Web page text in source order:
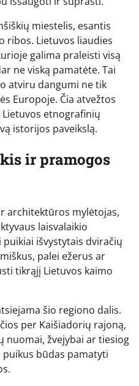
miestelis, esantis
ribos. Lietuvos liaudies
galima praleisti visą
ne viską pamatėte. Tai
atviru dangumi ne tik
Europoje. Čia atvežtos
etnografinių
istorijos paveikslą.
ir pramogos
architektūros mylėtojas,
laisvalaikio
išvystytais dviračių
palei ežerus ar
tikrąjį Lietuvos kaimo
šio regiono dalis.
per Kaišiadorių rajoną,
nuomai, žvejybai ar tiesiog
būdas pamatyti